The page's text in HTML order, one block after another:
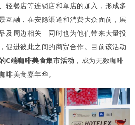
轻餐店等连锁店和单店的加入，形成多
互融，在安隐渠道和消费大众面前，展
及周边相关，同时也为他们带来大量投
促进彼此之间的商贸合作。目前该活动
C端咖啡美食集市活动 ，成为无数咖啡
啡美食嘉年华。